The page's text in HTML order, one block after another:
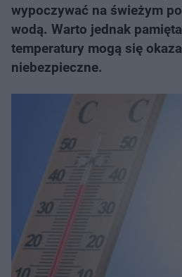
wypoczywać na świeżym
wodą. Warto jednak
temperatury mogą się
niebezpieczne.